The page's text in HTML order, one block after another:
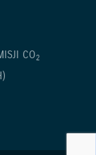
CO2